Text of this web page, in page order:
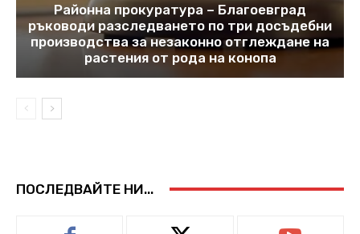
Районна прокуратура – Благоевград
ръководи разследването по три досъдебни
производства за незаконно отглеждане на
растения от рода на конопа
ПОСЛЕДВАЙТЕ НИ...